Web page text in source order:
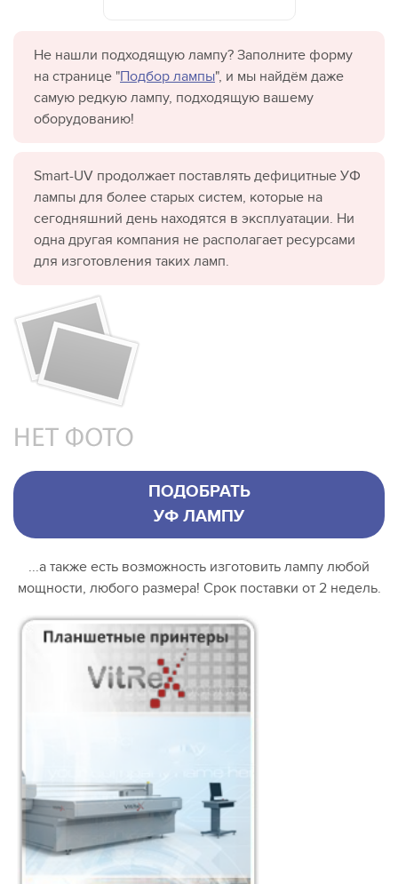
Не нашли подходящую лампу? Заполните форму
на странице "Подбор лампы", и мы найдём даже
самую редкую лампу, подходящую вашему
оборудованию!
Smart-UV продолжает поставлять дефицитные УФ
лампы для более старых систем, которые на
сегодняшний день находятся в эксплуатации. Ни
одна другая компания не располагает ресурсами
для изготовления таких ламп.
ПОДОБРАТЬ
УФ ЛАМПУ
...а также есть возможность изготовить лампу любой
мощности, любого размера! Срок поставки от 2 недель.